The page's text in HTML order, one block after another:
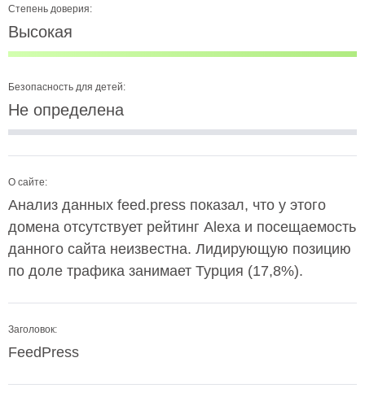
Степень доверия:
Высокая
Безопасность для детей:
Не определена
О сайте:
Анализ данных feed.press показал, что у этого
домена отсутствует рейтинг Alexa и посещаемость
данного сайта неизвестна. Лидирующую позицию
по доле трафика занимает Турция (17,8%).
Заголовок:
FeedPress